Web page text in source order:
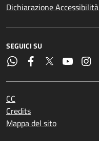
Dichiarazione Accessibilità
SEGUICI SU
CC
Credits
Mappa del sito